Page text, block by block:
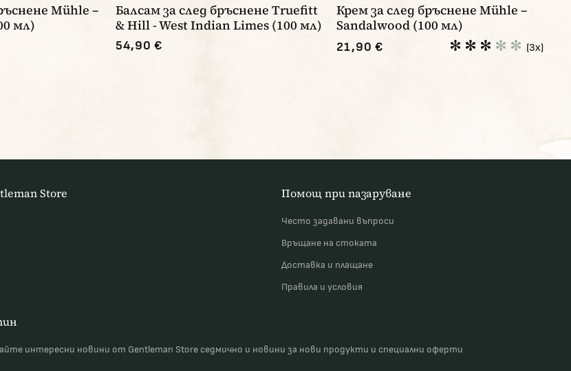
Mühle –
мл)
Балсам за след бръснене Truefitt
& Hill - West Indian Limes (100 мл)
54,90 €
Крем за след бръснене Mühle –
Sandalwood (100 мл)
21,90 € (3x)
Store Помощ при пазаруване
Често задавани въпроси
Връщане на стоката
Доставка и плащане
Правила и условия
интересни новини от Gentleman Store седмично и новини за нови продукти и специални оферти